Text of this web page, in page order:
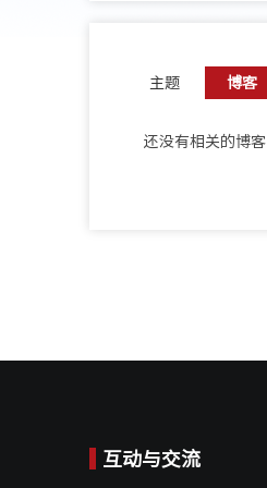
主题 博客
还没有相关的博客
互动与交流